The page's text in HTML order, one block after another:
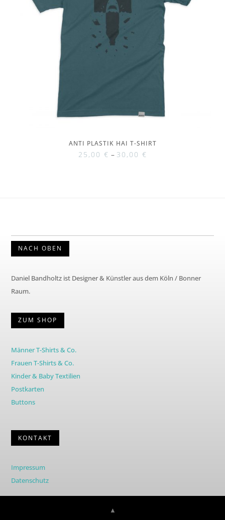
ANTI PLASTIK HAI T-SHIRT
25,00 € – 30,00 €
NACH OBEN
Daniel Bandholtz ist Designer & Künstler aus dem Köln / Bonner
Raum.
ZUM SHOP
Männer T-Shirts & Co.
Frauen T-Shirts & Co.
Kinder & Baby Textilien
Postkarten
Buttons
KONTAKT
Impressum
Datenschutz
▲